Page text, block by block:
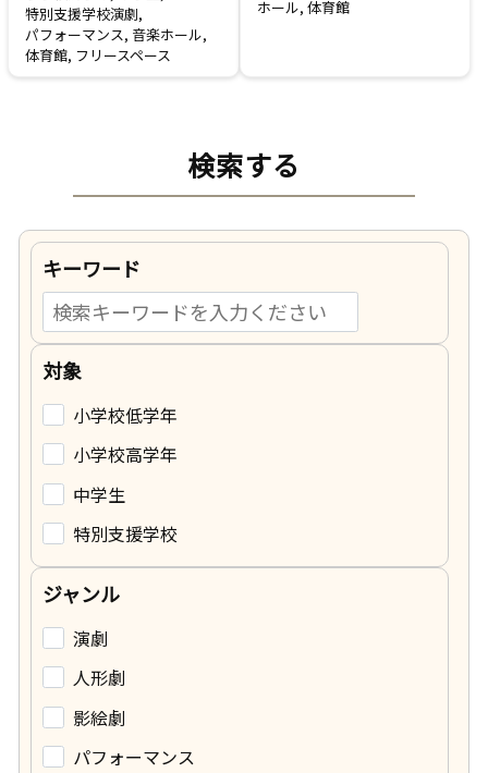
特別支援学校演劇,
パフォーマンス, 音楽ホール,
体育館, フリースペース
ホール, 体育館
検索する
キーワード
対象
小学校低学年
小学校高学年
中学生
特別支援学校
ジャンル
演劇
人形劇
影絵劇
パフォーマンス